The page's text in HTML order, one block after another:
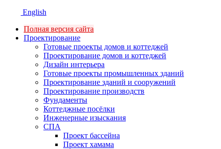
English
Полная версия сайта
Проектирование
Готовые проекты домов и коттеджей
Проектирование домов и коттеджей
Дизайн интерьера
Готовые проекты промышленных зданий
Проектирование зданий и сооружений
Проектирование производств
Фундаменты
Коттеджные посёлки
Инженерные изыскания
СПА
Проект бассейна
Проект хамама